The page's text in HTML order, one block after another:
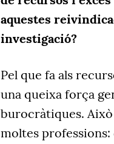
aquestes
investigació?
Pel que fa als
una queixa força
burocràtiques. Això
moltes professions: